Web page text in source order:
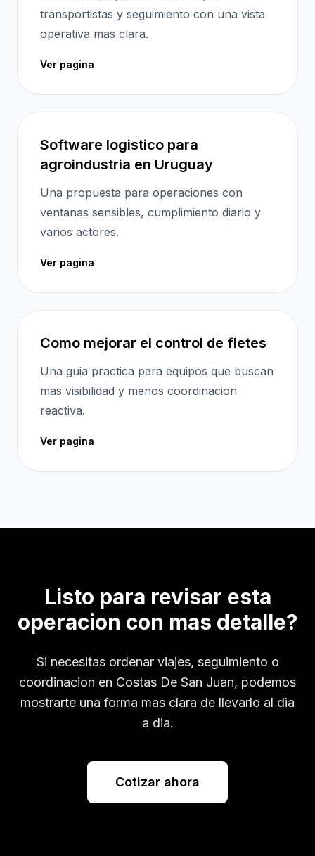
transportistas y seguimiento con una vista
operativa mas clara.
Ver pagina
Software logistico para
agroindustria en Uruguay
Una propuesta para operaciones con
ventanas sensibles, cumplimiento diario y
varios actores.
Ver pagina
Como mejorar el control de fletes
Una guia practica para equipos que buscan
mas visibilidad y menos coordinacion
reactiva.
Ver pagina
Listo para revisar esta
operacion con mas detalle?
Si necesitas ordenar viajes, seguimiento o
coordinacion en Costas De San Juan, podemos
mostrarte una forma mas clara de llevarlo al dia
a dia.
Cotizar ahora